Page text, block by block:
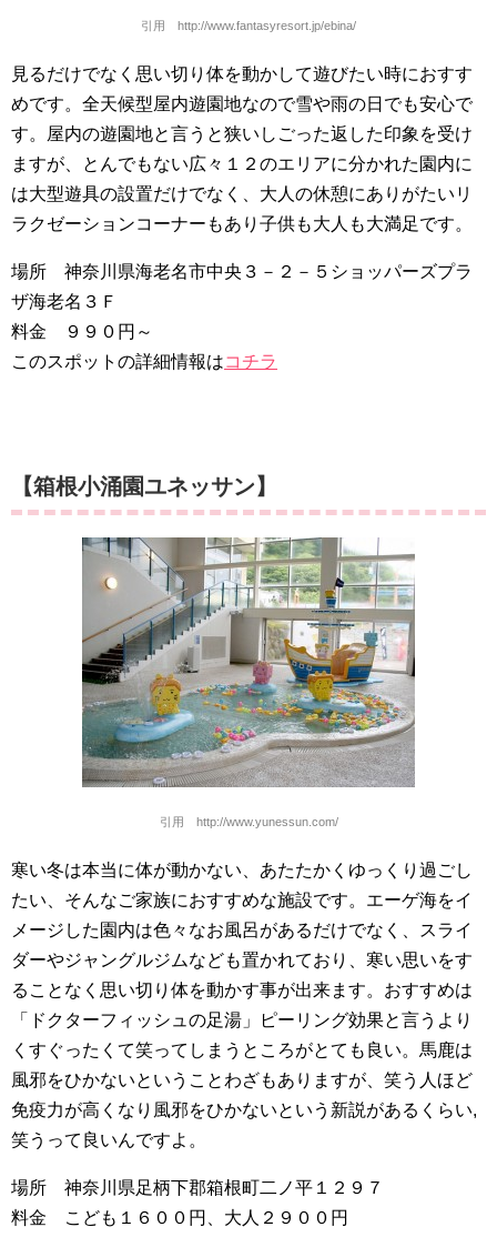
引用 http://www.fantasyresort.jp/ebina/
見るだけでなく思い切り体を動かして遊びたい時におすす
めです。全天候型屋内遊園地なので雪や雨の日でも安心で
す。屋内の遊園地と言うと狭いしごった返した印象を受け
ますが、とんでもない広々１２のエリアに分かれた園内に
は大型遊具の設置だけでなく、大人の休憩にありがたいリ
ラクゼーションコーナーもあり子供も大人も大満足です。
場所 神奈川県海老名市中央３－２－５ショッパーズプラ
ザ海老名３Ｆ
料金 ９９０円～
このスポットの詳細情報はコチラ
【箱根小涌園ユネッサン】
引用 http://www.yunessun.com/
寒い冬は本当に体が動かない、あたたかくゆっくり過ごし
たい、そんなご家族におすすめな施設です。エーゲ海をイ
メージした園内は色々なお風呂があるだけでなく、スライ
ダーやジャングルジムなども置かれており、寒い思いをす
ることなく思い切り体を動かす事が出来ます。おすすめは
「ドクターフィッシュの足湯」ピーリング効果と言うより
くすぐったくて笑ってしまうところがとても良い。馬鹿は
風邪をひかないということわざもありますが、笑う人ほど
免疫力が高くなり風邪をひかないという新説があるくらい,
笑うって良いんですよ。
場所 神奈川県足柄下郡箱根町二ノ平１２９７
料金 こども１６００円、大人２９００円